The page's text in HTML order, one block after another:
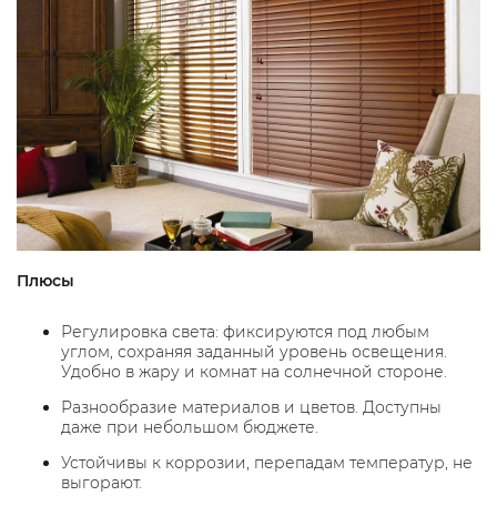
Плюсы
Регулировка света: фиксируются под любым
углом, сохраняя заданный уровень освещения.
Удобно в жару и комнат на солнечной стороне.
Разнообразие материалов и цветов. Доступны
даже при небольшом бюджете.
Устойчивы к коррозии, перепадам температур, не
выгорают.